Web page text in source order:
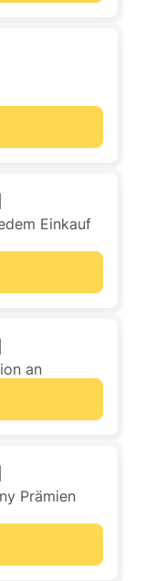
Einkauf
an
Prämien